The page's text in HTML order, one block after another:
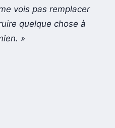
vois pas remplacer
quelque chose à
»